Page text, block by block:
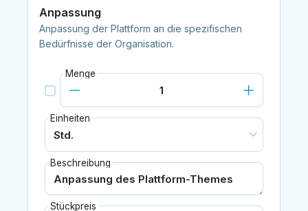
Anpassung
Anpassung der Plattform an die spezifischen
Bedürfnisse der Organisation.
Menge
Einheiten
Beschreibung
Stückpreis